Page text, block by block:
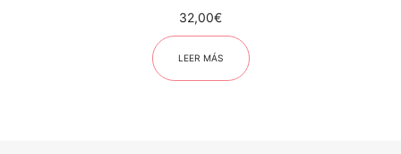
32,00€
LEER MÁS